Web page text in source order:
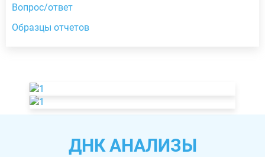
Вопрос/ответ
Образцы отчетов
ДНК АНАЛИЗЫ